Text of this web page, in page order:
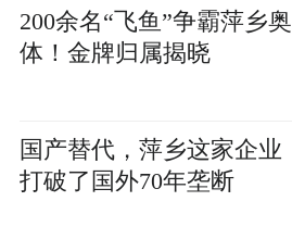
200余名“飞鱼”争霸萍乡奥
体！金牌归属揭晓
国产替代，萍乡这家企业
打破了国外70年垄断